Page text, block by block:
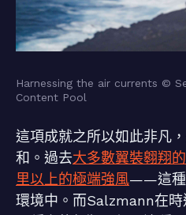
Harnessing the air currents ©
Content Pool
這項成就之所以如此非凡
和。過去大多數翼裝翱翔
里以上的極端強風——這種
環境中。而Salzmann在